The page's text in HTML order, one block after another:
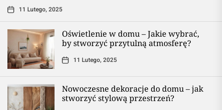
11 Lutego, 2025
Oświetlenie w domu – Jakie wybrać,
by stworzyć przytulną atmosferę?
11 Lutego, 2025
Nowoczesne dekoracje do domu – jak
stworzyć stylową przestrzeń?